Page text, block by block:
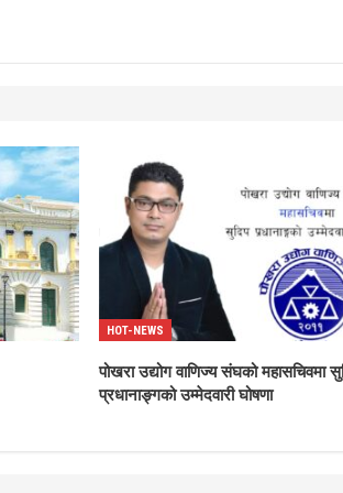
HOT-NEWS
पोखरा उद्योग वाणिज्य संघको महासचिवमा
प्रधानाङ्गको उम्मेदवारी घोषणा